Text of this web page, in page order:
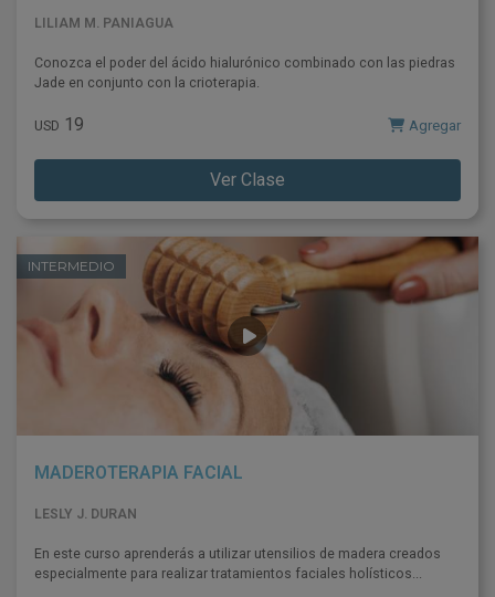
LILIAM M. PANIAGUA
Conozca el poder del ácido hialurónico combinado con las piedras
Jade en conjunto con la crioterapia.
USD 19 Agregar
Ver Clase
INTERMEDIO
MADEROTERAPIA FACIAL
LESLY J. DURAN
En este curso aprenderás a utilizar utensilios de madera creados
especialmente para realizar tratamientos faciales holísticos...